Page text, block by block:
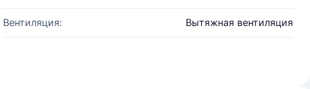
Вентиляция: Вытяжная вентиляция